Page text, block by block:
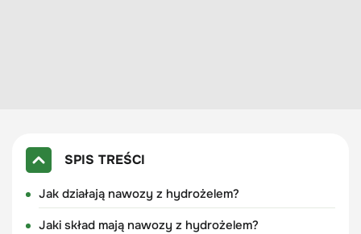
SPIS TREŚCI
Jak działają nawozy z hydrożelem?
Jaki skład mają nawozy z hydrożelem?